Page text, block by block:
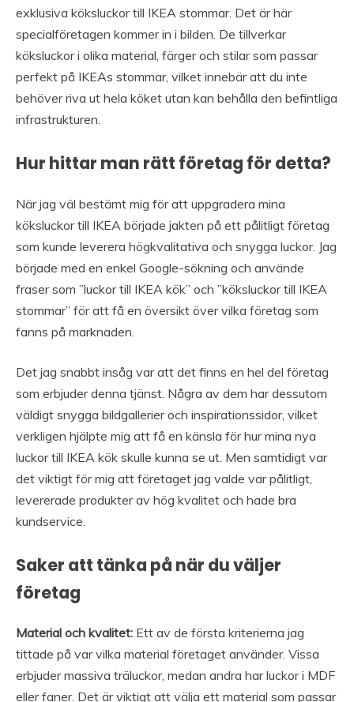
exklusiva köksluckor till IKEA stommar. Det är här
specialföretagen kommer in i bilden. De tillverkar
köksluckor i olika material, färger och stilar som passar
perfekt på IKEAs stommar, vilket innebär att du inte
behöver riva ut hela köket utan kan behålla den befintliga
infrastrukturen.
Hur hittar man rätt företag för detta?
När jag väl bestämt mig för att uppgradera mina
köksluckor till IKEA började jakten på ett pålitligt företag
som kunde leverera högkvalitativa och snygga luckor. Jag
började med en enkel Google-sökning och använde
fraser som ”luckor till IKEA kök” och ”köksluckor till IKEA
stommar” för att få en översikt över vilka företag som
fanns på marknaden.
Det jag snabbt insåg var att det finns en hel del företag
som erbjuder denna tjänst. Några av dem har dessutom
väldigt snygga bildgallerier och inspirationssidor, vilket
verkligen hjälpte mig att få en känsla för hur mina nya
luckor till IKEA kök skulle kunna se ut. Men samtidigt var
det viktigt för mig att företaget jag valde var pålitligt,
levererade produkter av hög kvalitet och hade bra
kundservice.
Saker att tänka på när du väljer
företag
Material och kvalitet: Ett av de första kriterierna jag
tittade på var vilka material företaget använder. Vissa
erbjuder massiva träluckor, medan andra har luckor i MDF
eller faner. Det är viktigt att välja ett material som passar